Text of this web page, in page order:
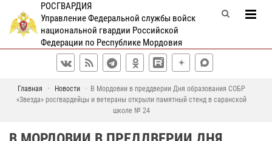
РОСГВАРДИЯ
Управление Федеральной службы войск
национальной гвардии Российской
Федерации по Республике Мордовия
Главная Новости
В Мордовии в преддверии Дня образования СОБР
«Звезда» росгвардейцы и ветераны открыли памятный стенд в саранской
школе № 24